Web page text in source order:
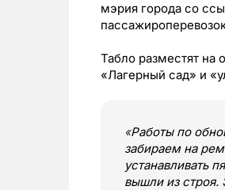
мэрия города со
Табло разместят на
«Лагерный сад» и
«Работы по
забираем на
устанавливать
вышли из